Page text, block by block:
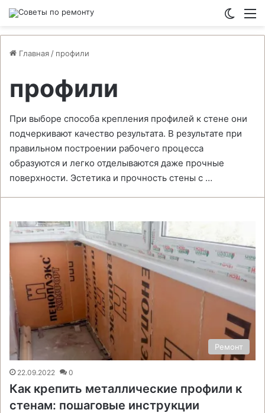
Главная / профили
профили
При выборе способа крепления профилей к стене они
подчеркивают качество результата. В результате при
правильном построении рабочего процесса
образуются и легко отделываются даже прочные
поверхности. Эстетика и прочность стены с …
Ремонт
22.09.2022 0
Как крепить металлические профили к
стенам: пошаговые инструкции